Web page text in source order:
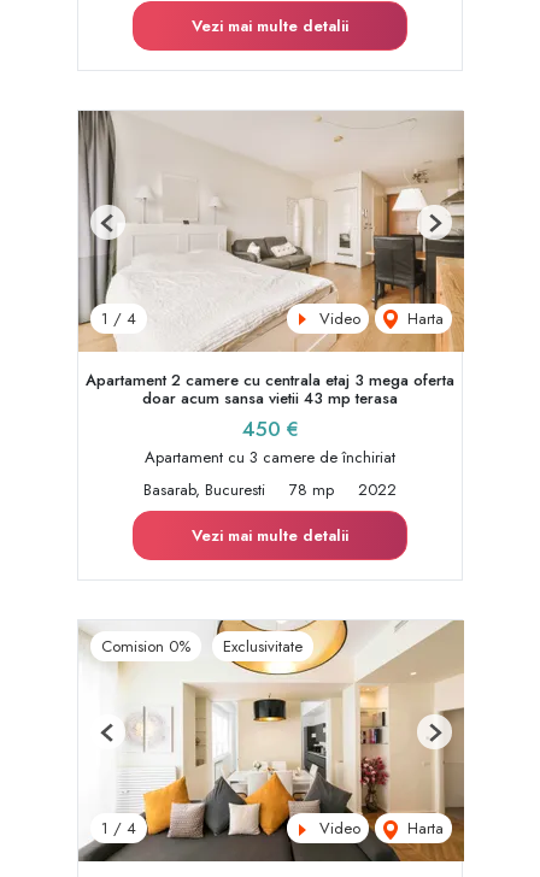
Vezi mai multe detalii
1 / 4 Video Harta
Previous Next
Apartament 2 camere cu centrala etaj 3 mega oferta
doar acum sansa vietii 43 mp terasa
450 €
Apartament cu 3 camere de închiriat
Basarab, Bucuresti
78 mp
2022
Vezi mai multe detalii
Comision 0% Exclusivitate
1 / 4 Video Harta
Previous Next